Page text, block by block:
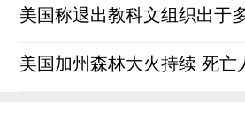
美国称退出教科文组织出于
美国加州森林大火持续 死亡